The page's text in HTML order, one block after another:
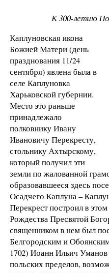
К 300-летию
Каплуновская икона
Божией Матери (день
празднования 11/24
сентября) явлена была в
селе Каплуновка
Харьковской губернии.
Место это раньше
принадлежало
полковнику Ивану
Ивановичу Перекресту,
стольнику Ахтырскому,
который получил эти
земли по жалованной
образовавшееся здесь
Осадчего Каплуна –
Перекрест построил в
Рождества Пресвятой
священником в нем был
Белгородским и
1702) Иоанн Ильич Уманов
польских пределов,